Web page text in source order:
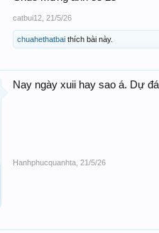
catbui12 21/5/26
chuahethatbai thích bài này.
Nay ngày xuii hay sao á. Dự
Hanhphucquanhta 21/5/26